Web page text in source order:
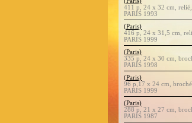
411 p, 24 x 32 cm, relié,
PARIS 1993
(Paris)
416 p, 24 x 31,5 cm,
PARIS 1999
(Paris)
335 p, 24 x 30 cm,
PARIS 1998
(Paris)
96 p,17 x 24 cm, broché
PARIS 1999
(Paris)
288 p, 21 x 27 cm,
PARIS 1987